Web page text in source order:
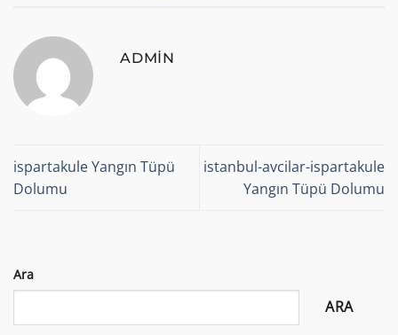
ADMIN
ispartakule Yangın Tüpü
Dolumu
istanbul-avcilar-ispartakule
Yangın Tüpü Dolumu
Ara
ARA